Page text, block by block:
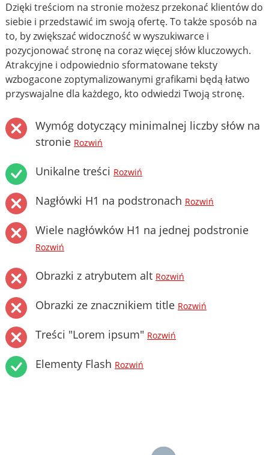
Dzięki treściom na stronie możesz przekonać klientów do
siebie i przedstawić im swoją ofertę. To także sposób na
to, by zwiększać widoczność w wyszukiwarce i
pozycjonować stronę na coraz więcej słów kluczowych.
Atrakcyjne i odpowiednio sformatowane teksty
wzbogacone zoptymalizowanymi grafikami będą łatwo
przyswajalne dla każdego, kto odwiedzi Twoją stronę.
Wymóg dotyczący minimalnej liczby słów na
stronie Rozwiń
Unikalne treści Rozwiń
Nagłówki H1 na podstronach Rozwiń
Wiele nagłówków H1 na jednej podstronie
Rozwiń
Obrazki z atrybutem alt Rozwiń
Obrazki ze znacznikiem title Rozwiń
Treści "Lorem ipsum" Rozwiń
Elementy Flash Rozwiń